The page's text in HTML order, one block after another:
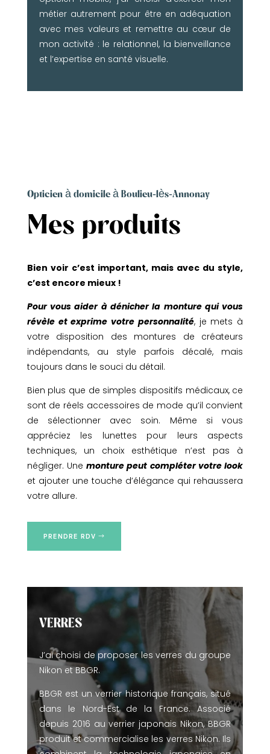
métier autrement pour être en adéquation
avec mes valeurs et remettre au cœur de
mon activité : le relationnel, la bienveillance
et l’expertise en santé visuelle.
Opticien à domicile à Boulieu-lès-Annonay
Mes produits
Bien voir c’est important, mais avec du style,
c’est encore mieux !
Pour vous aider à dénicher la monture qui vous
révèle et exprime votre personnalité, je mets à
votre disposition des montures de créateurs
indépendants, au style parfois décalé, mais
toujours dans le souci du détail.
Bien plus que de simples dispositifs médicaux, ce
sont de réels accessoires de mode qu’il convient
de sélectionner avec soin. Même si vous
appréciez les lunettes pour leurs aspects
techniques, un choix esthétique n’est pas à
négliger. Unemonture peut compléter votre look
et ajouter une touche d’élégance qui rehaussera
votre allure.
PRENDRE RDV
VERRES
J’ai choisi de proposer les verres du groupe
Nikon et BBGR.
BBGR est un verrier historique français, situé
dans le Nord-Est de la France. Associé
depuis 2016 au verrier japonais Nikon, BBGR
produit et commercialise les verres Nikon. Ils